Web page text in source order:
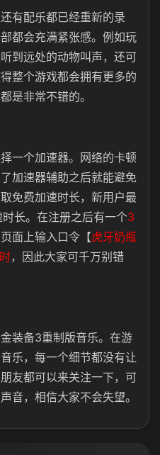
有配乐都已经重新的录
都会充满紧张感。例如玩
到远处的动物叫声，还可
整个游戏都会拥有更多的
是非常不错的。
一个加速器。网络的卡顿
加速器辅助之后就能避免
免费加速时长，新用户最
时长。在注册之后有一个3
面上输入口令【虎牙奶瓶
，因此大家可千万别错
装备3重制版音乐。在游
乐，每一个细节都没有让
友都可以来关注一下，可
音，相信大家不会失望。